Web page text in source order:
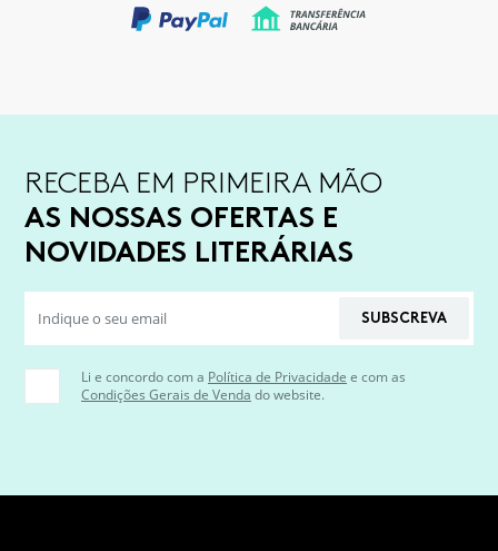
RECEBA EM PRIMEIRA MÃO
AS NOSSAS OFERTAS E
NOVIDADES LITERÁRIAS
SUBSCREVA
Li e concordo com a Política de Privacidade e com as
Condições Gerais de Venda do website.